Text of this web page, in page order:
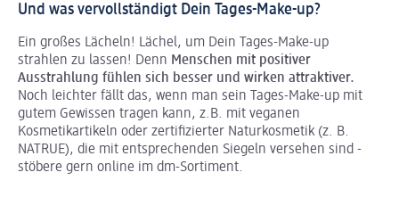
Und was vervollständigt Dein Tages-Make-up?
Ein großes Lächeln! Lächel, um Dein Tages-Make-up
strahlen zu lassen! Denn Menschen mit positiver
Ausstrahlung fühlen sich besser und wirken attraktiver.
Noch leichter fällt das, wenn man sein Tages-Make-up mit
gutem Gewissen tragen kann, z.B. mit veganen
Kosmetikartikeln oder zertifizierter Naturkosmetik (z. B.
NATRUE), die mit entsprechenden Siegeln versehen sind -
stöbere gern online im dm-Sortiment.